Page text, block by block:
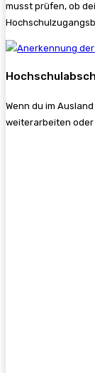
musst prüfen, ob
Wenn du im
weiterarbeiten oder